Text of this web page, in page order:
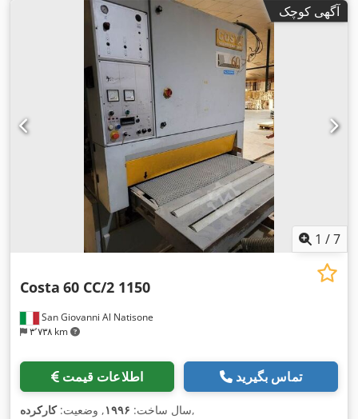
آگهی کوچک
1 /7
San Giovanni Al Natisone
۳٬۷۳۸ km
Costa 60 CC/2 1150
اطلاعات قیمت تماس بگیرید
سال ساخت: ۱۹۹۶, وضعیت:کارکرده ,